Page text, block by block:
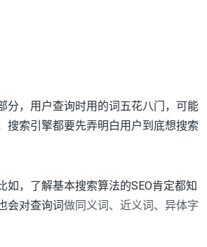
分，用户查询时用的词五花八门，可能
搜索引擎都要先弄明白用户到底想搜索
，了解基本搜索算法的SEO肯定都知
会对查询词做同义词、近义词、异体字